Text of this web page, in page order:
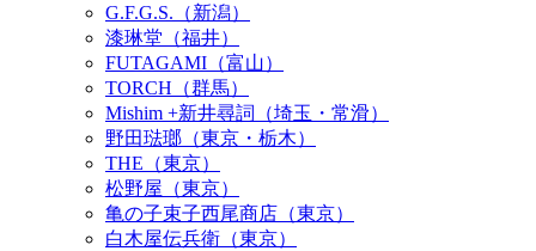
G.F.G.S.（新潟）
漆琳堂（福井）
FUTAGAMI（富山）
TORCH（群馬）
Mishim +新井尋詞（埼玉・常滑）
野田琺瑯（東京・栃木）
THE（東京）
松野屋（東京）
亀の子束子西尾商店（東京）
白木屋伝兵衛（東京）